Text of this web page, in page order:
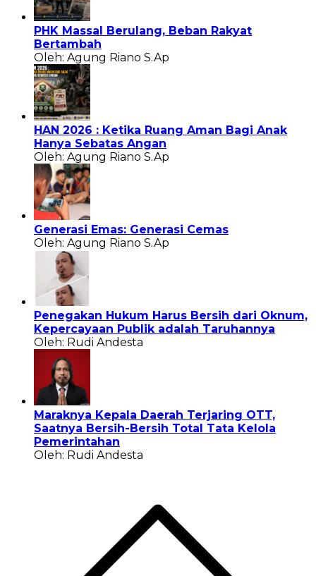
PHK Massal Berulang, Beban Rakyat
Bertambah
Oleh: Agung Riano S.Ap
HAN 2026 : Ketika Ruang Aman Bagi Anak
Hanya Sebatas Angan
Oleh: Agung Riano S.Ap
Generasi Emas: Generasi Cemas
Oleh: Agung Riano S.Ap
Penegakan Hukum Harus Bersih dari Oknum,
Kepercayaan Publik adalah Taruhannya
Oleh: Rudi Andesta
Maraknya Kepala Daerah Terjaring OTT,
Saatnya Bersih-Bersih Total Tata Kelola
Pemerintahan
Oleh: Rudi Andesta